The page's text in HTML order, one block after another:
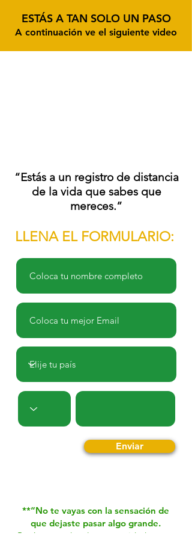
ESTÁS A TAN SOLO UN PASO
A continuación ve el siguiente video
“Estás a un registro de distancia
de la vida que sabes que
mereces.”
LLENA EL FORMULARIO:
Enviar
**“No te vayas con la sensación de
que dejaste pasar algo grande.
Regístrate y date la oportunidad que tu